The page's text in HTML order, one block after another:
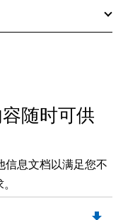
随时可供
息文档以满足您不